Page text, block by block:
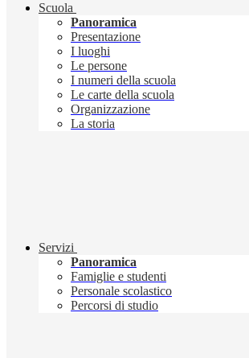
Scuola
Panoramica
Presentazione
I luoghi
Le persone
I numeri della scuola
Le carte della scuola
Organizzazione
La storia
Servizi
Panoramica
Famiglie e studenti
Personale scolastico
Percorsi di studio